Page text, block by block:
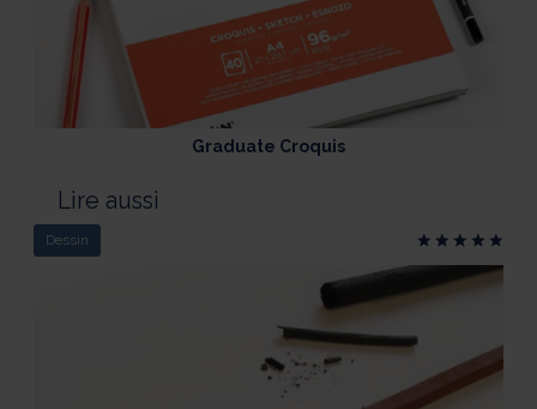
Graduate Croquis
Lire aussi
Dessin